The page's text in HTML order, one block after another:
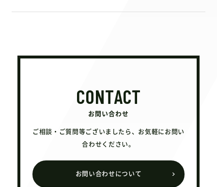
CONTACT
お問い合わせ
ご相談・ご質問等ございましたら、お気軽にお問い
合わせください。
お問い合わせについて